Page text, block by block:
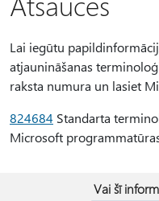
Lai iegūtu
atjaunināšanas
raksta numura un lasiet
824684 Standarta
Microsoft
Vai šī